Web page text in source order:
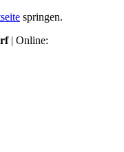
springen.
| Online: